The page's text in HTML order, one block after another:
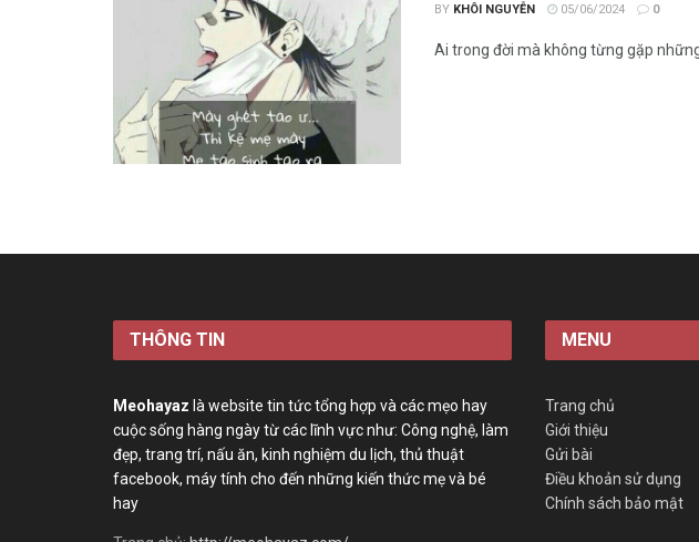
BY KHÔI NGUYỄN 05/06/2024 0
Ai trong đời mà không từng gặp
THÔNG TIN
Meohayaz là website tin tức tổng hợp và các mẹo hay
cuộc sống hàng ngày từ các lĩnh vực như: Công nghệ, làm
đẹp, trang trí, nấu ăn, kinh nghiệm du lịch, thủ thuật
facebook, máy tính cho đến những kiến thức mẹ và bé
hay
MENU
Trang chủ
Giới thiệu
Gửi bài
Điều khoản sử dụng
Chính sách bảo mật